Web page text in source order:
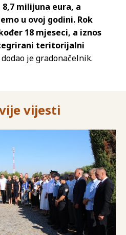
milijuna eura, a
u ovoj godini. Rok
18 mjeseci, a iznos
teritorijalni
dodao je gradonačelnik.
vijesti